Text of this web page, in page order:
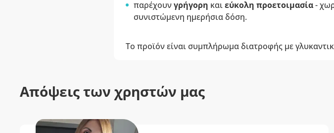
παρέχουνγρήγορη καιεύκολη προετοιμασία-
συνιστώμενη ημερήσια δόση.
Το προϊόν είναι συμπλήρωμα διατροφής με
Απόψεις των χρηστών μας